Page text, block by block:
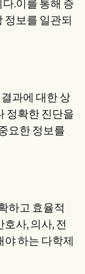
.이를 통해 증
정보를 일관되
과에 대한 상
정확한 진단을
요한 정보를
하고 효율적
사, 의사, 전
하는 다학제